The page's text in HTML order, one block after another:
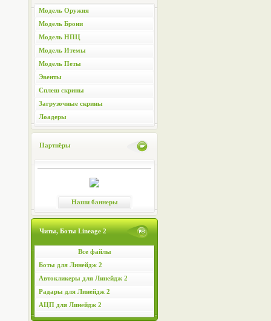
Модель Оружия
Модель Брони
Модель НПЦ
Модель Итемы
Модель Петы
Эвенты
Сплеш скрины
Загрузочные скрины
Лоадеры
Партнёры
Наши баннеры
Читы, Боты Lineage 2
Все файлы
Боты для Линейдж 2
Автокликеры для Линейдж 2
Радары для Линейдж 2
АЦП для Линейдж 2